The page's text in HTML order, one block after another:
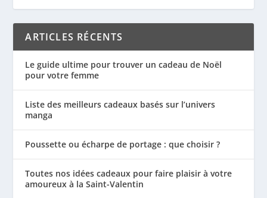
ARTICLES RÉCENTS
Le guide ultime pour trouver un cadeau de Noël
pour votre femme
Liste des meilleurs cadeaux basés sur l’univers
manga
Poussette ou écharpe de portage : que choisir ?
Toutes nos idées cadeaux pour faire plaisir à votre
amoureux à la Saint-Valentin